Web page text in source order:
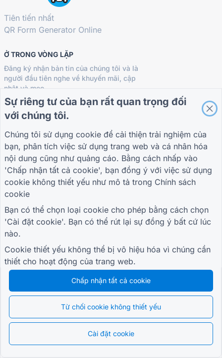
Tiên tiến nhất
QR Form Generator Online
Ở TRONG VÒNG LẶP
Đăng ký nhận bản tin của chúng tôi và là
người đầu tiên nghe về khuyến mãi, cập
nhật và mẹo
TÀI NGUYÊN
Mẫu khảo sát bán lẻ
Mẫu đăng ký sinh viên
Mẫu khuyến mãi cho quảng cáo
Mẫu đánh giá sự kiện
Mẫu chăm sóc sức khỏe
Mẫu hệ thống đặt hàng nhà hàng
Mẫu đánh giá nhà cung cấp dịch vụ Logistics
Mẫu yêu cầu dịch vụ cho các tiện ích
Biểu mẫu tương tác với khách hàng
HƯỚNG DẪN
CÔNG TY
Về chúng tôi
Liên hệ với chúng tôi
ĐIỀU KHOẢN
Sự riêng tư của bạn rất quan trọng đối
với chúng tôi.
Chúng tôi sử dụng cookie để cải thiện trải nghiệm của
bạn, phân tích việc sử dụng trang web và cá nhân hóa
nội dung cũng như quảng cáo. Bằng cách nhấp vào
'Chấp nhận tất cả cookie', bạn đồng ý với việc sử dụng
cookie không thiết yếu như mô tả trong Chính sách
cookie
Bạn có thể chọn loại cookie cho phép bằng cách chọn
'Cài đặt cookie'. Bạn có thể rút lại sự đồng ý bất cứ lúc
nào.
Cookie thiết yếu không thể bị vô hiệu hóa vì chúng cần
thiết cho hoạt động của trang web.
Chấp nhận tất cả cookie
Từ chối cookie không thiết yếu
Cài đặt cookie